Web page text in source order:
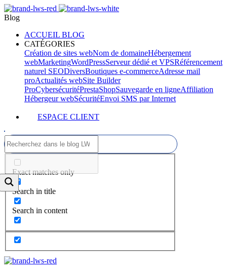
Blog
ACCUEIL BLOG
CATÉGORIES
Création de sites webNom de domaineHébergement
webMarketingWordPressServeur dédié et VPSRéférencement
naturel SEODiversBoutiques e-commerceAdresse mail
proActualités webSite Builder
ProCybersécuritéPrestaShopSauvegarde en ligneAffiliation
Hébergeur webSécuritéEnvoi SMS par Internet
ESPACE CLIENT
Exact matches only
Search in title
Search in content